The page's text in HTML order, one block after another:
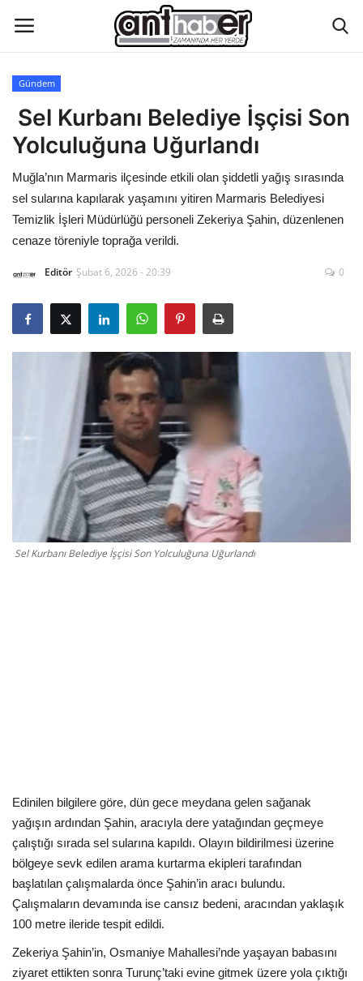
Künye
Eğitim
Aktüel Magazin
Hakkımızda
İletişim
Asayiş
Gizlilik Politikası
Reklam ve İşbirliği
Bodrum Trafik Yoğunluk Haritası
Turizm
Gündem
Dünya
Gündem
Sel Kurbanı Belediye İşçisi Son
Yolculuğuna Uğurlandı
Muğla’nın Marmaris ilçesinde etkili olan şiddetli yağış sırasında
sel sularına kapılarak yaşamını yitiren Marmaris Belediyesi
Temizlik İşleri Müdürlüğü personeli Zekeriya Şahin, düzenlenen
cenaze töreniyle toprağa verildi.
Editör Şubat 6, 2026 - 20:39 0
Sel Kurbanı Belediye İşçisi Son Yolculuğuna Uğurlandı
Edinilen bilgilere göre, dün gece meydana gelen sağanak
yağışın ardından Şahin, aracıyla dere yatağından geçmeye
çalıştığı sırada sel sularına kapıldı. Olayın bildirilmesi üzerine
bölgeye sevk edilen arama kurtarma ekipleri tarafından
başlatılan çalışmalarda önce Şahin’in aracı bulundu.
Çalışmaların devamında ise cansız bedeni, aracından yaklaşık
100 metre ileride tespit edildi.
Zekeriya Şahin’in, Osmaniye Mahallesi’nde yaşayan babasını
ziyaret ettikten sonra Turunç’taki evine gitmek üzere yola çıktığı